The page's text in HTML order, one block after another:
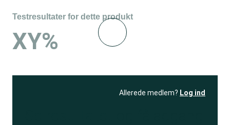
Testresultater for dette produkt
XY%
Allerede medlem? Log ind